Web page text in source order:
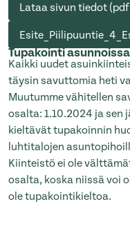
Lataa sivun tiedot
Tupakointi
Kaikki uudet
täysin savuttomia heti
Muutumme vähitellen
osalta: 1.10.2024 ja sen
kieltävät tupakoinnin
luhtitalojen
Kiinteistö ei ole
osalta, koska niissä voi
ole tupakointikieltoa.